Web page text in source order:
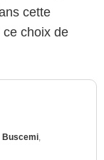
cette
choix de
Buscemi